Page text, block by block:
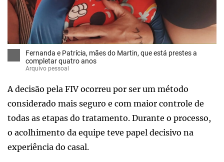
Fernanda e Patrícia, mães do Martin, que está prestes a
completar quatro anos
Arquivo pessoal
A decisão pela FIV ocorreu por ser um método
considerado mais seguro e com maior controle de
todas as etapas do tratamento. Durante o processo,
o acolhimento da equipe teve papel decisivo na
experiência do casal.